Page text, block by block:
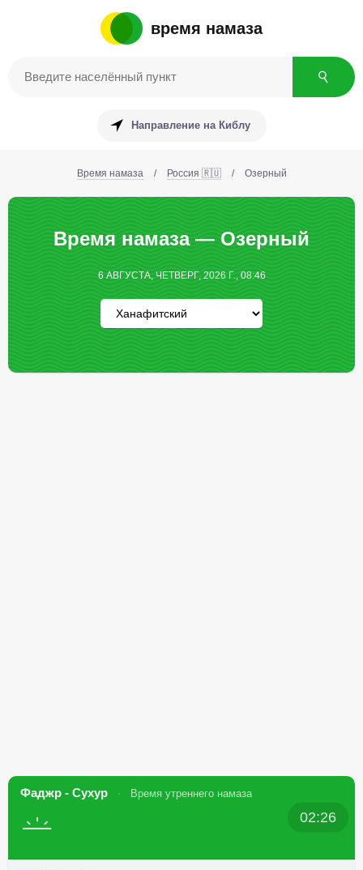
время намаза
Направление на Киблу
Время намаза / Россия 🇷🇺 / Озерный
Время намаза — Озерный
6 АВГУСТА, ЧЕТВЕРГ, 2026 Г., 08:46
Фаджр - Сухур Время утреннего намаза
02:26